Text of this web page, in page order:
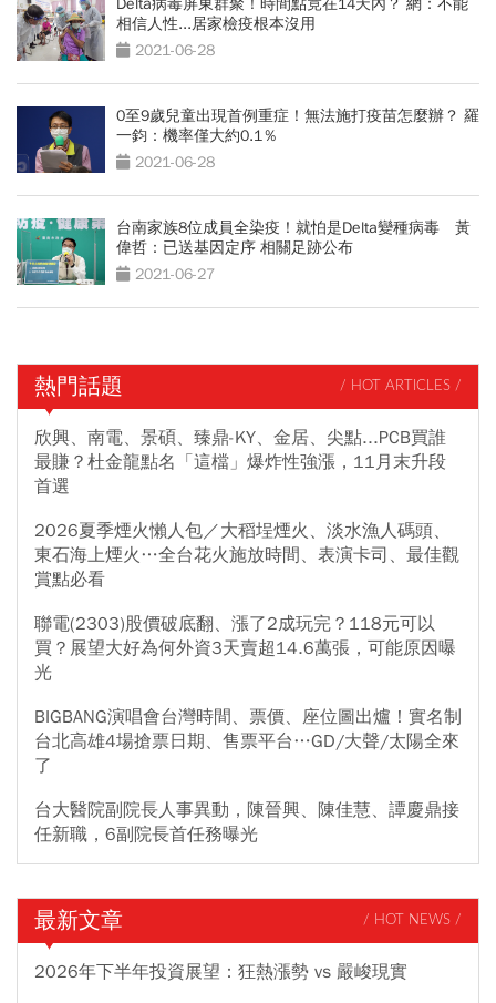
相信人性...居家檢疫根本沒用
2021-06-28
0至9歲兒童出現首例重症！無法施打疫苗怎麼辦？ 羅
一鈞：機率僅大約0.1％
2021-06-28
台南家族8位成員全染疫！就怕是Delta變種病毒 黃
偉哲：已送基因定序 相關足跡公布
2021-06-27
熱門話題 / HOT ARTICLES /
欣興、南電、景碩、臻鼎-KY、金居、尖點...PCB買誰
最賺？杜金龍點名「這檔」爆炸性強漲，11月末升段
首選
2026夏季煙火懶人包／大稻埕煙火、淡水漁人碼頭、
東石海上煙火…全台花火施放時間、表演卡司、最佳觀
賞點必看
聯電(2303)股價破底翻、漲了2成玩完？118元可以
買？展望大好為何外資3天賣超14.6萬張，可能原因曝
光
BIGBANG演唱會台灣時間、票價、座位圖出爐！實名制
台北高雄4場搶票日期、售票平台…GD/大聲/太陽全來
了
台大醫院副院長人事異動，陳晉興、陳佳慧、譚慶鼎接
任新職，6副院長首任務曝光
最新文章 / HOT NEWS /
2026年下半年投資展望：狂熱漲勢 vs 嚴峻現實